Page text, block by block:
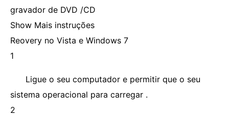
gravador de DVD /CD
Show Mais instruções
Reovery no Vista e Windows 7
1
Ligue o seu computador e permitir que o seu
sistema operacional para carregar .
2